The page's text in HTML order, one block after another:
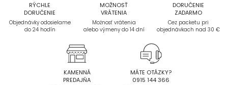
RÝCHLE
DORUČENIE
Objednávky odosielame
do 24 hodín
MOŽNOSŤ
VRÁTENIA
Možnosť vrátenia
alebo výmeny do 14 dní
DORUČENIE
ZADARMO
Cez packetu pri
objednávkach nad 30 €
KAMENNÁ
PREDAJŇA
MÁTE OTÁZKY?
0915 144 366